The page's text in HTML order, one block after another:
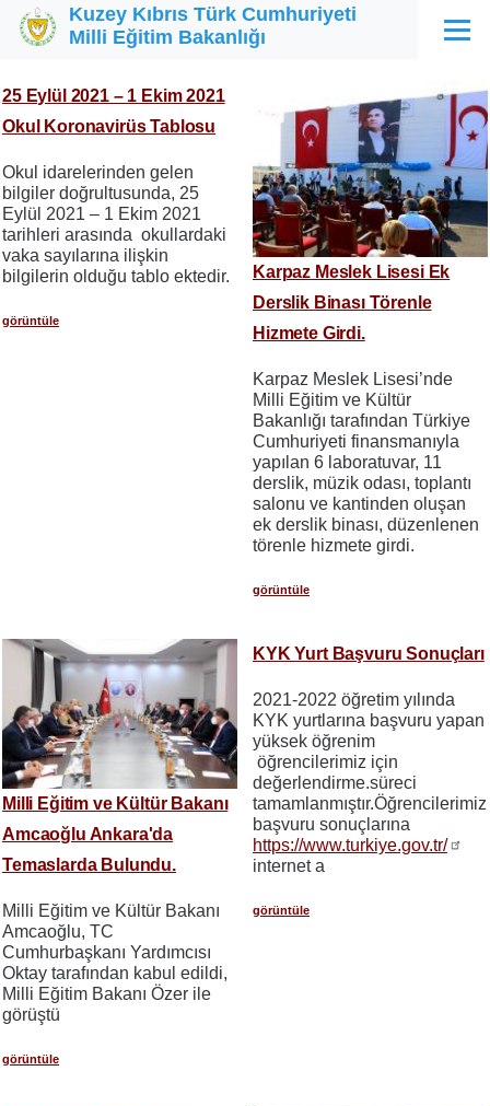
Ana içeriğe atla
Kuzey Kıbrıs Türk Cumhuriyeti
Milli Eğitim Bakanlığı
Menü
25 Eylül 2021 – 1 Ekim 2021
Okul Koronavirüs Tablosu
Okul idarelerinden gelen
bilgiler doğrultusunda, 25
Eylül 2021 – 1 Ekim 2021
tarihleri arasında okullardaki
vaka sayılarına ilişkin
bilgilerin olduğu tablo ektedir.
görüntüle
Karpaz Meslek Lisesi Ek
Derslik Binası Törenle
Hizmete Girdi.
Karpaz Meslek Lisesi’nde
Milli Eğitim ve Kültür
Bakanlığı tarafından Türkiye
Cumhuriyeti finansmanıyla
yapılan 6 laboratuvar, 11
derslik, müzik odası, toplantı
salonu ve kantinden oluşan
ek derslik binası, düzenlenen
törenle hizmete girdi.
görüntüle
Milli Eğitim ve Kültür Bakanı
Amcaoğlu Ankara'da
Temaslarda Bulundu.
Milli Eğitim ve Kültür Bakanı
Amcaoğlu, TC
Cumhurbaşkanı Yardımcısı
Oktay tarafından kabul edildi,
Milli Eğitim Bakanı Özer ile
görüştü
görüntüle
KYK Yurt Başvuru Sonuçları
2021-2022 öğretim yılında
KYK yurtlarına başvuru yapan
yüksek öğrenim
öğrencilerimiz için
değerlendirme.süreci
tamamlanmıştır.Öğrencilerimiz
başvuru sonuçlarına
https://www.turkiye.gov.tr/
internet a
görüntüle